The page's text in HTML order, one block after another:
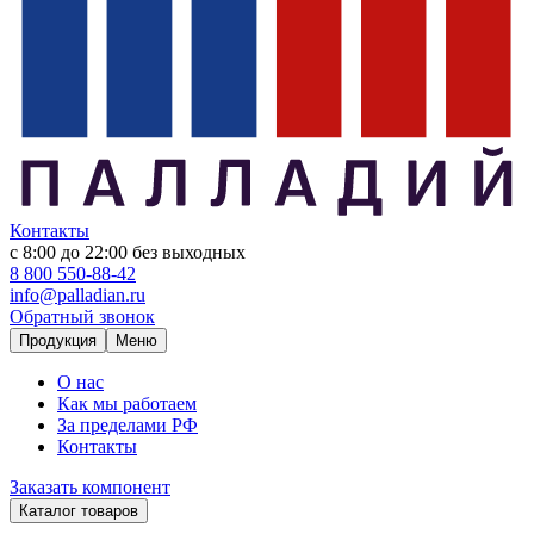
Контакты
с 8:00 до 22:00 без выходных
8 800 550-88-42
info@palladian.ru
Обратный звонок
Продукция Меню
О нас
Как мы работаем
За пределами РФ
Контакты
Заказать компонент
Каталог товаров